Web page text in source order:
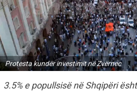
Protesta kundër investimit në Zvërnec
3.5% e popullsisë në Shqipëri